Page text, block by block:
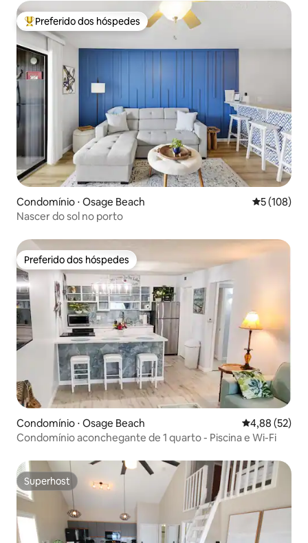
Entre os melhores preferidos dos hóspedes
Preferido dos hóspedes
Condomínio ⋅ Osage Beach 5 de uma
5 (108)
Nascer do sol no porto
Preferido dos hóspedes
Preferido dos hóspedes
Condomínio ⋅ Osage Beach 4,88 de uma
4,88 (52)
Condomínio aconchegante de 1 quarto - Piscina e Wi-Fi
Superhost
Superhost